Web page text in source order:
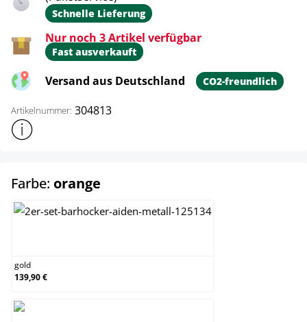
Schnelle Lieferung
Nur noch 3 Artikel verfügbar
Fast ausverkauft
Versand aus Deutschland CO2-freundlich
Artikelnummer: 304813
Weitere Produktinformationen anzeigen
Farbe: orange
gold
139,90 €